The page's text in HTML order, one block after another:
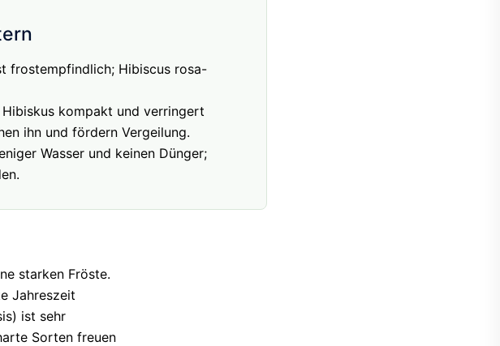
frostempfindlich; Hibiscus rosa-
Hibiskus kompakt und verringert
ihn und fördern Vergeilung.
Wasser und keinen Dünger;
starken Fröste.
Jahreszeit
ist sehr
Sorten freuen